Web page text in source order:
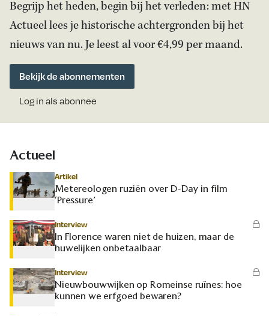
Begrijp het heden, begin bij het verleden: met HN
Actueel lees je historische achtergronden bij het
nieuws van nu. Je leest al voor €4,99 per maand.
Bekijk de abonnementen
Log in als abonnee
Actueel
Artikel
Metereologen ruziën over D-Day in film
‘Pressure’
Interview
In Florence waren niet de huizen, maar de
huwelijken onbetaalbaar
Interview
Nieuwbouwwijken op Romeinse ruïnes: hoe
kunnen we erfgoed bewaren?